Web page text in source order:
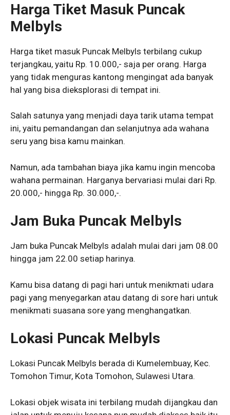
Harga Tiket Masuk Puncak
Melbyls
Harga tiket masuk Puncak Melbyls terbilang cukup
terjangkau, yaitu Rp. 10.000,- saja per orang. Harga
yang tidak menguras kantong mengingat ada banyak
hal yang bisa dieksplorasi di tempat ini.
Salah satunya yang menjadi daya tarik utama tempat
ini, yaitu pemandangan dan selanjutnya ada wahana
seru yang bisa kamu mainkan.
Namun, ada tambahan biaya jika kamu ingin mencoba
wahana permainan. Harganya bervariasi mulai dari Rp.
20.000,- hingga Rp. 30.000,-.
Jam Buka Puncak Melbyls
Jam buka Puncak Melbyls adalah mulai dari jam 08.00
hingga jam 22.00 setiap harinya.
Kamu bisa datang di pagi hari untuk menikmati udara
pagi yang menyegarkan atau datang di sore hari untuk
menikmati suasana sore yang menghangatkan.
Lokasi Puncak Melbyls
Lokasi Puncak Melbyls berada di Kumelembuay, Kec.
Tomohon Timur, Kota Tomohon, Sulawesi Utara.
Lokasi objek wisata ini terbilang mudah dijangkau dan